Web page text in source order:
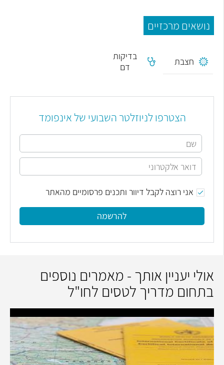
נושאים מרכזיים
חצבת
בדיקות
דם
הצטרפו לניוזלטר השבועי של אינפומד
אני רוצה לקבל דיוור ותכנים פרסומיים מהאתר
להרשמה
אולי יעניין אותך - מאמרים נוספים
בתחום מדריך לטסים לחו"ל